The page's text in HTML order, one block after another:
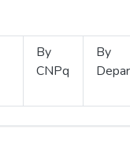
By
CNPq
By